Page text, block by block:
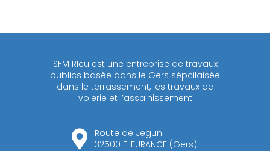
SFM RIeu est une entreprise de travaux
publics basée dans le Gers sépcilaisée
dans le terrassement, les travaux de
voierie et l’assainissement
Route de Jegun
32500 FLEURANCE (Gers)